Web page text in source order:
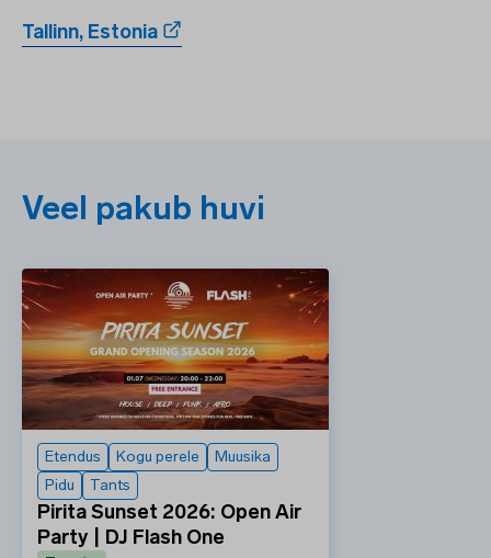
Tallinn, Estonia
Veel pakub huvi
Etendus Kogu perele
Muusika
Pidu
Tants
Pirita Sunset 2026: Open Air
Party | DJ Flash One